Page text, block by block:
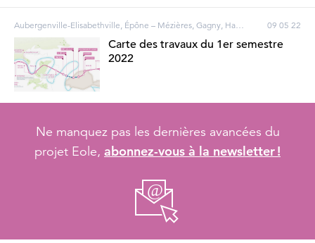
09 05 22
Carte des travaux du 1er semestre
2022
Ne manquez pas les dernières avancées du
projet Eole, abonnez-vous à la newsletter !